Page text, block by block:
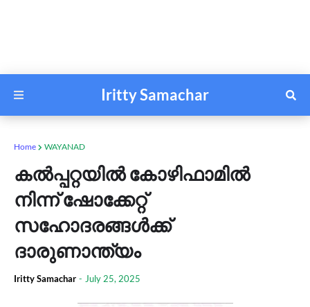
Iritty Samachar
Home WAYANAD
കല്‍പ്പറ്റയില്‍ കോഴിഫാമില്‍
നിന്ന് ഷോക്കേറ്റ്
സഹോദരങ്ങള്‍ക്ക്
ദാരുണാന്ത്യം
Iritty Samachar - July 25, 2025